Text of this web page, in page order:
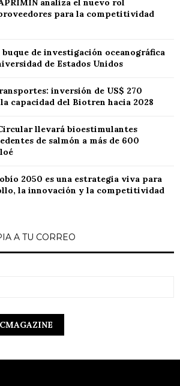
analiza el nuevo rol
para la competitividad
de investigación oceanográfica
de Estados Unidos
inversión de US$ 270
capacidad del Biotren hacia 2028
llevará bioestimulantes
de salmón a más de 600
2050 es una estrategia viva para
la innovación y la competitividad
A TU CORREO